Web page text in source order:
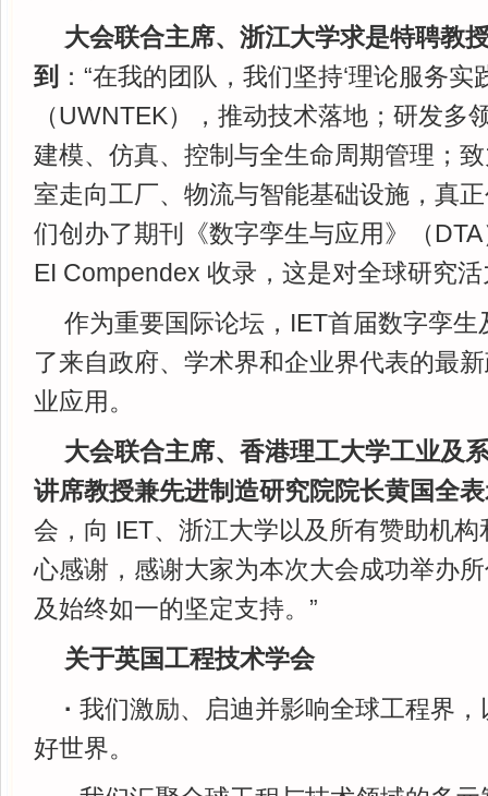
大会联合主席、浙江大学求是特聘教
到 ：“在我的团队，我们坚持‘理论服务实
（UWNTEK），推动技术落地；研发多
建模、仿真、控制与全生命周期管理；
室走向工厂、物流与智能基础设施，真
们创办了期刊《数字孪生与应用》（
EI Compendex 收录，这是对全球研究
作为重要国际论坛，IET首届数字孪
了来自政府、学术界和企业界代表的最
业应用。
大会联合主席、香港理工大学工业及
讲席教授兼先进制造研究院院长黄国全
会，向 IET、浙江大学以及所有赞助机
心感谢，感谢大家为本次大会成功举办
及始终如一的坚定支持。”
关于英国工程技术学会
· 我们激励、启迪并影响全球工程界
好世界。